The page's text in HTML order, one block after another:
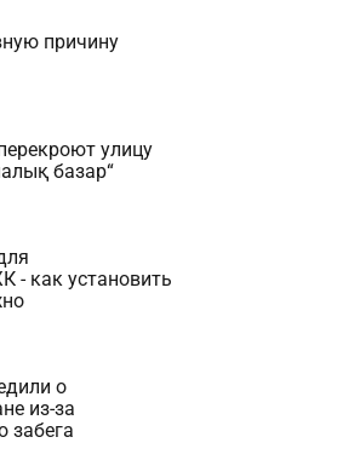
причину
улицу
базар“
- как установить
о
из-за
забега